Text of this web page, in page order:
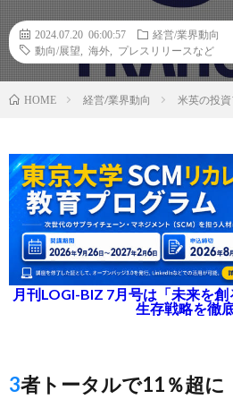
2024.07.20 06:00:57
経営/業界動向
動向/展望
海外 プレスリリースなど
HOME 経営/業界動向 米英の投
月刊LOGI-BIZ 7月号は「未来を
生存戦略を徹
3者トータルで11％超に